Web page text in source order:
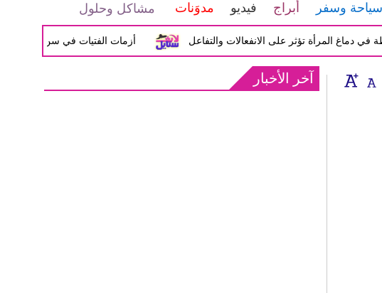
سياحة وسفر أبراج فيديو مدوَنات مشاكل وحلول
أزمات الفتيات في سن المراهقة بين تؤثر على الانفعالات والتفاعل
آخر الأخبار